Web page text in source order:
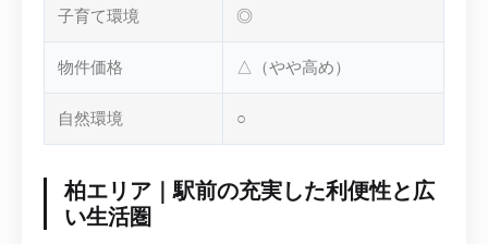
子育て環境 ◎
物件価格 △（やや高め）
自然環境 ○
柏エリア｜駅前の充実した利便性と広
い生活圏